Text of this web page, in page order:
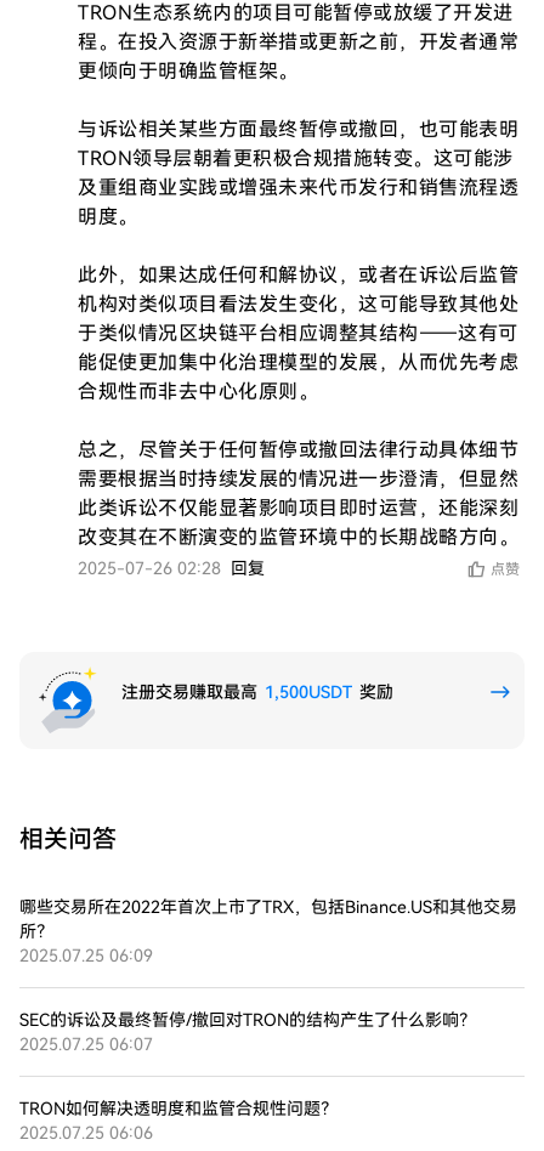
TRON生态系统内的项目可能暂停或放缓了开发进
程。在投入资源于新举措或更新之前，开发者通常
更倾向于明确监管框架。
与诉讼相关某些方面最终暂停或撤回，也可能表明
TRON领导层朝着更积极合规措施转变。这可能涉
及重组商业实践或增强未来代币发行和销售流程透
明度。
此外，如果达成任何和解协议，或者在诉讼后监管
机构对类似项目看法发生变化，这可能导致其他处
于类似情况区块链平台相应调整其结构——这有可
能促使更加集中化治理模型的发展，从而优先考虑
合规性而非去中心化原则。
总之，尽管关于任何暂停或撤回法律行动具体细节
需要根据当时持续发展的情况进一步澄清，但显然
此类诉讼不仅能显著影响项目即时运营，还能深刻
改变其在不断演变的监管环境中的长期战略方向。
2025-07-26 02:28 回复 点赞
注册交易赚取最高 1,500USDT 奖励
相关问答
哪些交易所在2022年首次上市了TRX，包括Binance.US和其他交易
所？
2025.07.25 06:09
SEC的诉讼及最终暂停/撤回对TRON的结构产生了什么影响？
2025.07.25 06:07
TRON如何解决透明度和监管合规性问题？
2025.07.25 06:06